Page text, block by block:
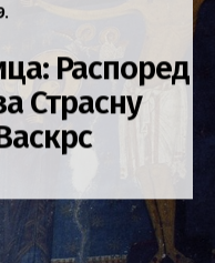
Распоред
Страсну